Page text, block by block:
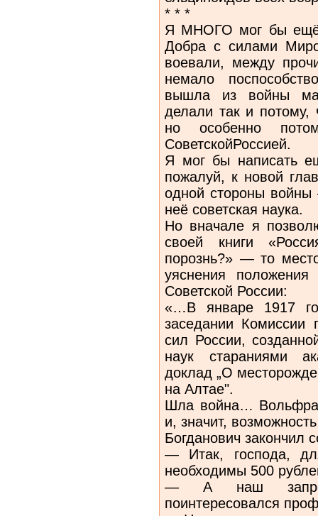
* * *
Я МНОГО мог бы ещё
Добра с силами
воевали, между
немало
вышла из войны
делали так и потому,
но особенно
СоветскойРоссией.
Я мог бы написать
пожалуй, к новой
одной стороны
неё советская наука.
Но вначале я
своей книги
порознь?» — то
уяснения
Советской России:
«…В январе 1917
заседании Комиссии
сил России,
наук стараниями
доклад „О
на Алтае".
Шла война…
и, значит,
Богданович закончил
— Итак, господа,
необходимы 500
— А наш
поинтересовался